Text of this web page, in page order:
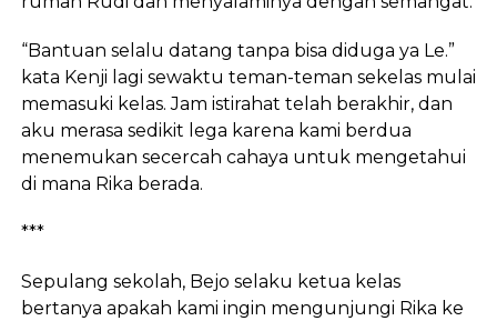
“Bantuan selalu datang tanpa bisa diduga ya Le.”
kata Kenji lagi sewaktu teman-teman sekelas mulai
memasuki kelas. Jam istirahat telah berakhir, dan
aku merasa sedikit lega karena kami berdua
menemukan secercah cahaya untuk mengetahui
di mana Rika berada.
***
Sepulang sekolah, Bejo selaku ketua kelas
bertanya apakah kami ingin mengunjungi Rika ke